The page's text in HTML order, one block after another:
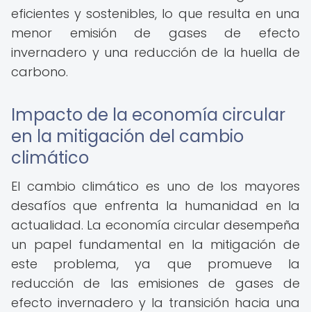
eficientes y sostenibles, lo que resulta en una
menor emisión de gases de efecto
invernadero y una reducción de la huella de
carbono.
Impacto de la economía circular
en la mitigación del cambio
climático
El cambio climático es uno de los mayores
desafíos que enfrenta la humanidad en la
actualidad. La economía circular desempeña
un papel fundamental en la mitigación de
este problema, ya que promueve la
reducción de las emisiones de gases de
efecto invernadero y la transición hacia una